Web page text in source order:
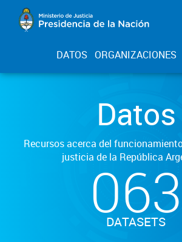
DATOS ORGANIZACIONES
Datos
Recursos acerca del
justicia de la República
063
DATASETS